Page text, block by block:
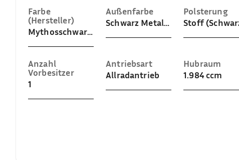
Farbe
(Hersteller)
Mythosschwarz Metallic
Außenfarbe
Schwarz Metallic (Mythosschwarz Metallic)
Polsterung
Stoff
Anzahl
Vorbesitzer
1
Antriebsart
Allradantrieb
Hubraum
1.984 ccm